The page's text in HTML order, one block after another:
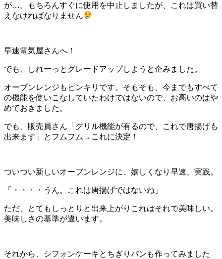
が…。もちろんすぐに使用を中止しましたが、これは買い替
えなければなりません
早速電気屋さんへ！
でも、しれーっとグレードアップしようと企みました。
オーブンレンジもピンキリです。そもそも、今までもすべて
の機能を使いこなしていたわけではないので、お高いのはや
めておきました。
でも、販売員さん「グリル機能が有るので、これで唐揚げも
出来ます」とフムフム→これに決定！
ついつい新しいオーブンレンジに、嬉しくなり早速、実践。
「・・・・うん。これは唐揚げではないね」
ただ、とてもしっとりと出来上がりこれはそれで美味しい。
美味しさの基準が違います。
それから、シフォンケーキとちぎりパンも作ってみました